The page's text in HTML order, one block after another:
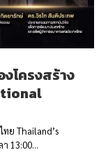
โครงสร้าง
ทย Thailand’s
า 13:00…